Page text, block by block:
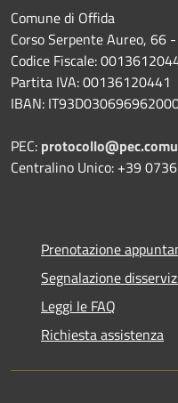
Comune di Offida
Corso Serpente Aureo, 66
Codice Fiscale:
Partita IVA: 00136120441
IBAN:
PEC:
Centralino Unico: +39
Prenotazione
Segnalazione
Leggi le FAQ
Richiesta assistenza